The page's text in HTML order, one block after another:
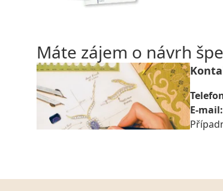
Máte zájem o návrh
E-mail: